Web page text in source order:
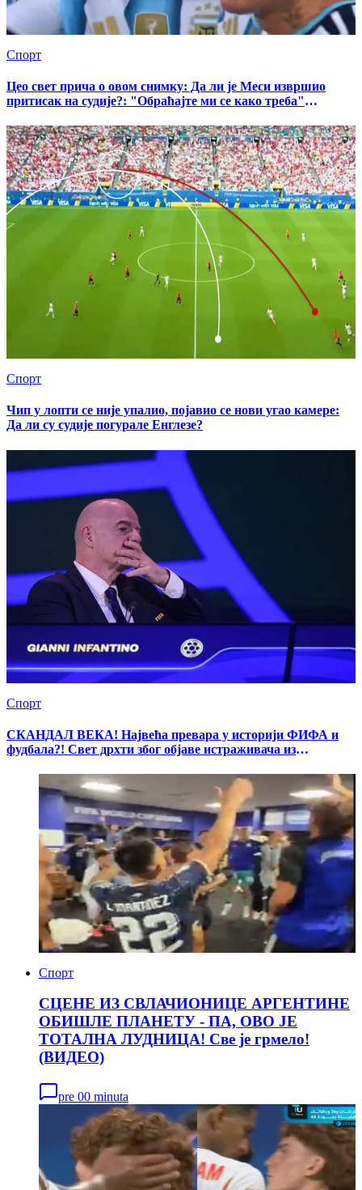
Спорт
Цео свет прича о овом снимку: Да ли је Меси извршио
притисак на судије?: "Обраћајте ми се како треба"
Спорт
Чип у лопти се није упалио, појавио се нови угао камере:
Да ли су судије погурале Енглезе?
Спорт
СКАНДАЛ ВЕКА! Највећа превара у историји ФИФА и
фудбала?! Свет дрхти због објаве истраживача из
Спорт
СЦЕНЕ ИЗ СВЛАЧИОНИЦЕ АРГЕНТИНЕ
ОБИШЛЕ ПЛАНЕТУ - ПА, ОВО ЈЕ
ТОТАЛНА ЛУДНИЦА! Све је грмело!
(ВИДЕО)
pre 00 minuta